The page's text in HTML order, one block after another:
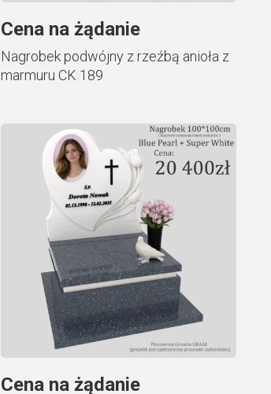
Cena na żądanie
Nagrobek podwójny z rzeźbą anioła z
marmuru CK 189
Cena na żądanie